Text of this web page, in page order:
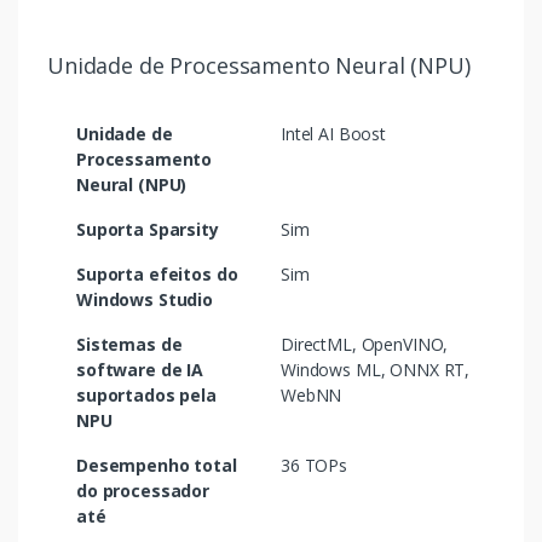
Unidade de Processamento Neural (NPU)
Unidade de
Processamento
Neural (NPU)
Intel AI Boost
Suporta Sparsity
Sim
Suporta efeitos do
Windows Studio
Sim
Sistemas de
software de IA
suportados pela
NPU
DirectML, OpenVINO,
Windows ML, ONNX RT,
WebNN
Desempenho total
do processador
até
36 TOPs